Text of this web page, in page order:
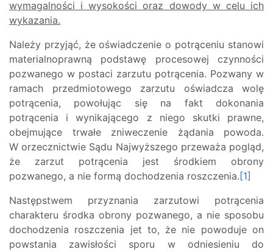
wymagalności i wysokości oraz dowody w celu ich
wykazania.
Należy przyjąć, że oświadczenie o potrąceniu stanowi
materialnoprawną podstawę procesowej czynności
pozwanego w postaci zarzutu potrącenia. Pozwany w
ramach przedmiotowego zarzutu oświadcza wolę
potrącenia, powołując się na fakt dokonania
potrącenia i wynikającego z niego skutki prawne,
obejmujące trwałe zniweczenie żądania powoda.
W orzecznictwie Sądu Najwyższego przeważa pogląd,
że zarzut potrącenia jest środkiem obrony
pozwanego, a nie formą dochodzenia roszczenia. [1]
Następstwem przyznania zarzutowi potrącenia
charakteru środka obrony pozwanego, a nie sposobu
dochodzenia roszczenia jet to, że nie powoduje on
powstania zawisłości sporu w odniesieniu do